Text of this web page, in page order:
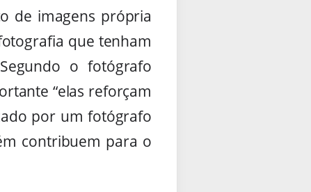
de imagens própria
que tenham
o fotógrafo
“elas reforçam
por um fotógrafo
contribuem para o